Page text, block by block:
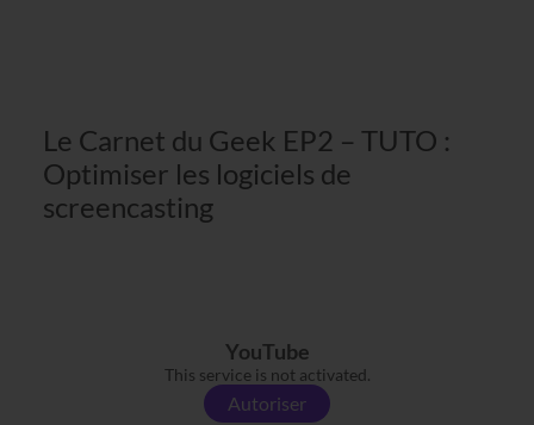
Le Carnet du Geek EP2 – TUTO :
Optimiser les logiciels de
screencasting
YouTube
This service is not activated.
Autoriser